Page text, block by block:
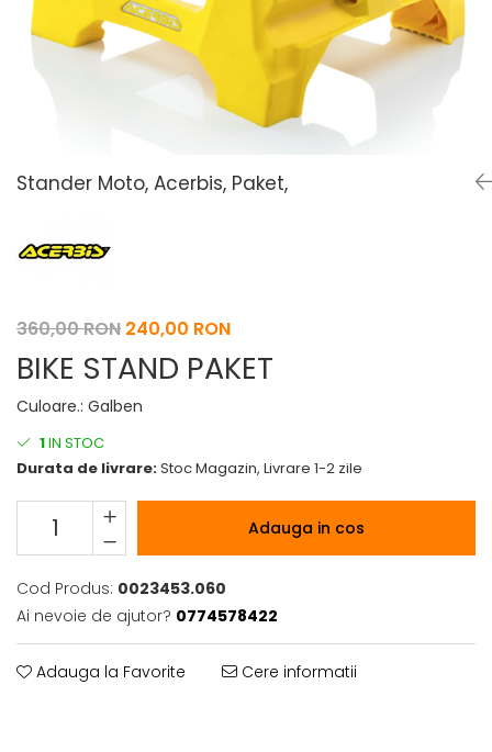
Pelerine de ploaie
Protectii
Rucsac/Borseta
Roti/Accesorii
Ambreiaj
Evacuare
Filtre
Transmisie
Stander Moto, Acerbis, Paket,
360,00 RON 240,00 RON
BIKE STAND PAKET
Culoare.: Galben
1IN STOC
Durata de livrare:Stoc Magazin, Livrare 1-2 zile
Adauga in cos
Cod Produs: 0023453.060
Ai nevoie de ajutor? 0774578422
Adauga la Favorite Cere informatii